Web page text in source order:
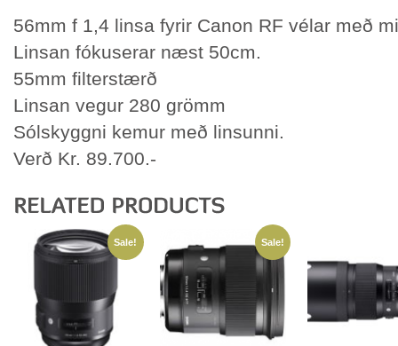
56mm f 1,4 linsa fyrir Canon RF vélar með
Linsan fókuserar næst 50cm.
55mm filterstærð
Linsan vegur 280 grömm
Sólskyggni kemur með linsunni.
Verð Kr. 89.700.-
Sale! Sale!